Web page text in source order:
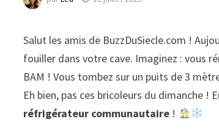
Salut les amis de BuzzDuSiecle.com !
fouiller dans votre cave. Imaginez : vous
BAM ! Vous tombez sur un puits de 3
Eh bien, pas ces bricoleurs du dimanche !
réfrigérateur communautaire !